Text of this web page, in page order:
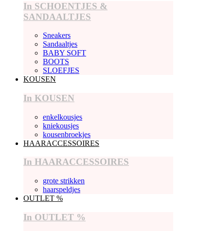
In SCHOENTJES &
SANDAALTJES
Sneakers
Sandaaltjes
BABY SOFT
BOOTS
SLOEFJES
KOUSEN
In KOUSEN
enkelkousjes
kniekousjes
kousenbroekjes
HAARACCESSOIRES
In HAARACCESSOIRES
grote strikken
haarspeldjes
OUTLET %
In OUTLET %